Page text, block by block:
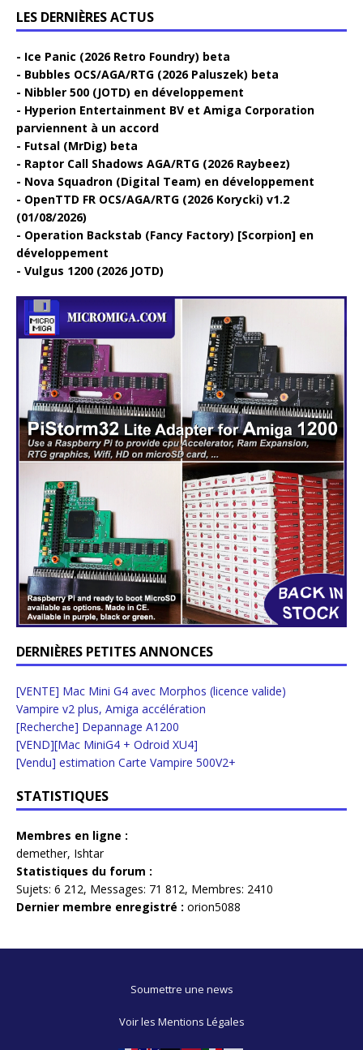
LES DERNIÈRES ACTUS
Ice Panic (2026 Retro Foundry) beta
Bubbles OCS/AGA/RTG (2026 Paluszek) beta
Nibbler 500 (JOTD) en développement
Hyperion Entertainment BV et Amiga Corporation
parviennent à un accord
Futsal (MrDig) beta
Raptor Call Shadows AGA/RTG (2026 Raybeez)
Nova Squadron (Digital Team) en développement
OpenTTD FR OCS/AGA/RTG (2026 Korycki) v1.2
(01/08/2026)
Operation Backstab (Fancy Factory) [Scorpion] en
développement
Vulgus 1200 (2026 JOTD)
DERNIÈRES PETITES ANNONCES
[VENTE] Mac Mini G4 avec Morphos (licence valide)
Vampire v2 plus, Amiga accélération
[Recherche] Depannage A1200
[VEND][Mac MiniG4 + Odroid XU4]
[Vendu] estimation Carte Vampire 500V2+
STATISTIQUES
Membres en ligne :
demether, Ishtar
Statistiques du forum :
Sujets: 6 212, Messages: 71 812, Membres: 2410
Dernier membre enregistré : orion5088
Soumettre une news
Voir les Mentions Légales